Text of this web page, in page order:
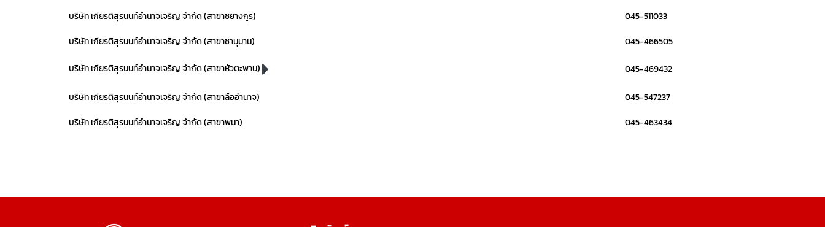
บริษัท เกียรติสุรนนท์อำนาจเจริญ จำกัด (สาขาชยางกูร)
045-511033
บริษัท เกียรติสุรนนท์อำนาจเจริญ จำกัด (สาขาชานุมาน)
045-466505
บริษัท เกียรติสุรนนท์อำนาจเจริญ จำกัด (สาขาหัวตะพาน) 045-469432
บริษัท เกียรติสุรนนท์อำนาจเจริญ จำกัด (สาขาลืออำนาจ)
045-547237
บริษัท เกียรติสุรนนท์อำนาจเจริญ จำกัด (สาขาพนา)
045-463434